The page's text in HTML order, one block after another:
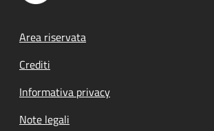
Footer menu
Area riservata
Crediti
Informativa privacy
Note legali